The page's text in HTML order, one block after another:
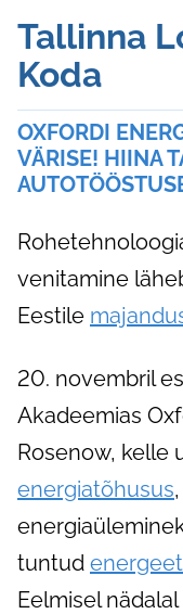
Tallinna
Koda
OXFORDI
VÄRISE! HIINA
venitamine
Eestile
20. novembril
Akadeemias
Rosenow, kelle
energiatõhusus,
tuntud
Eelmisel